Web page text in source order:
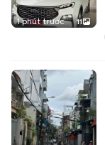
1 phút trước 11